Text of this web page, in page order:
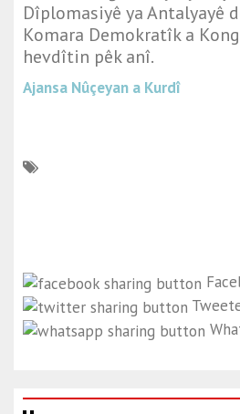
Dîplomasiyê ya Antalyayê
Komara Demokratîk a
hevdîtin pêk anî.
Ajansa Nûçeyan a Kurdî